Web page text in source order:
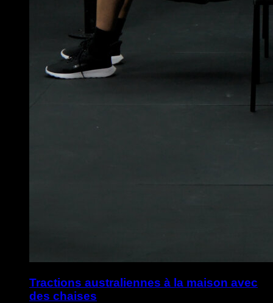
Tractions australiennes à la maison avec
des chaises